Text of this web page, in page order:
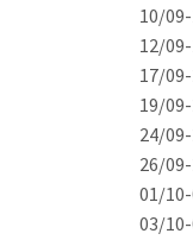
10/
12/
17/
19/
24/
26/
01/
03/